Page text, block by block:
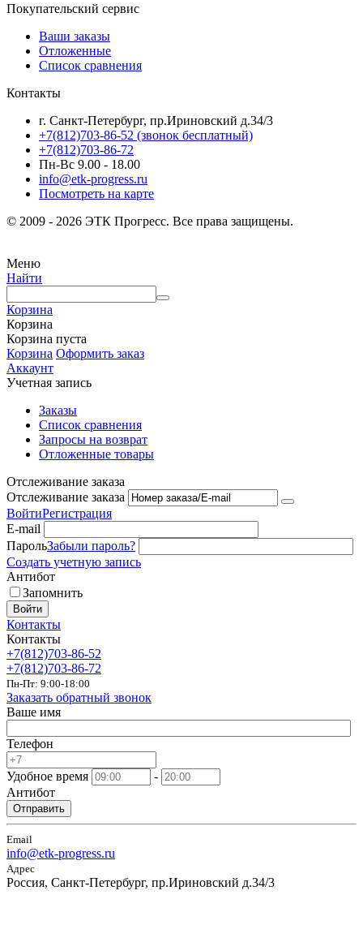
Покупательский сервис
Ваши заказы
Отложенные
Список сравнения
Контакты
г. Санкт-Петербург, пр.Ириновский д.34/3
+7(812)703-86-52 (звонок бесплатный)
+7(812)703-86-72
Пн-Вс 9.00 - 18.00
info@etk-progress.ru
Посмотреть на карте
© 2009 - 2026 ЭТК Прогресс. Все права защищены.
Меню
Найти
Корзина
Корзина
Корзина пуста
Корзина Оформить заказ
Аккаунт
Учетная запись
Заказы
Список сравнения
Запросы на возврат
Отложенные товары
Отслеживание заказа
Отслеживание заказа
ВойтиРегистрация
E-mail
ПарольЗабыли пароль?
Создать учетную запись
Антибот
Запомнить
Войти
Контакты
Контакты
+7(812)703-86-52
+7(812)703-86-72
Пн-Пт: 9:00-18:00
Заказать обратный звонок
Ваше имя
Телефон
Удобное время
-
Антибот
Отправить
Email
info@etk-progress.ru
Адрес
Россия, Санкт-Петербург, пр.Ириновский д.34/3